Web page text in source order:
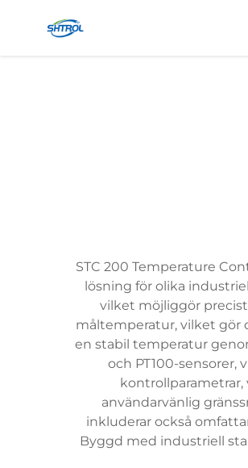
STC 200 Temperature
lösning för olika
vilket möjliggör
måltemperatur, vilket gör
en stabil temperatur
och PT100-
användarvänlig
inkluderar också
Byggd med industriell